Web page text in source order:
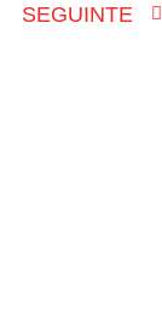
SEGUINTE